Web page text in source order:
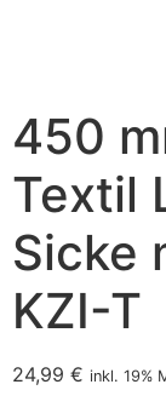
450
Textil
Sicke
KZI-T
24,99 € inkl. 19%